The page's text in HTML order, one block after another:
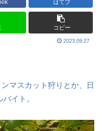
はてブ
コピー
2023.09.27
マスカット狩りとか、日
イト。